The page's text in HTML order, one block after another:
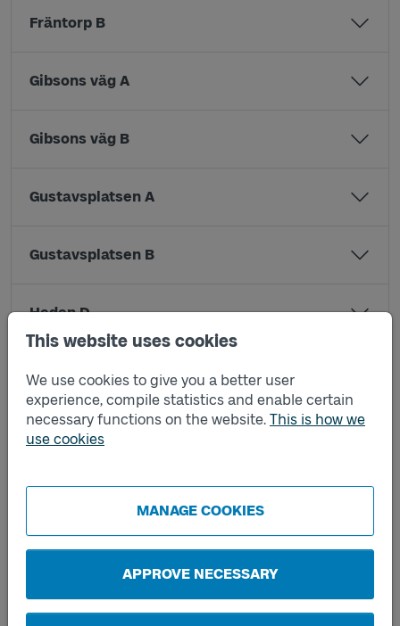
This website uses cookies
We use cookies to give you a better user
experience, compile statistics and enable certain
necessary functions on the website. This is how we
use cookies
MANAGE COOKIES
APPROVE NECESSARY
Fräntorp B
Gibsons väg A
Gibsons väg B
Gustavsplatsen A
Gustavsplatsen B
Heden D
Mellanvägen A
Mellanvägen B
Munkebäcksmotet A
Partille centrum 5